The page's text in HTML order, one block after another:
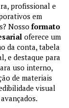
profissional e
em
Nosso formato
oferece um
da conta, tabela
e destaque para
uso interno,
de materiais
visual